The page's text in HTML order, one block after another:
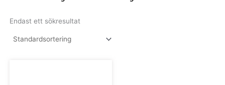
Endast ett sökresultat